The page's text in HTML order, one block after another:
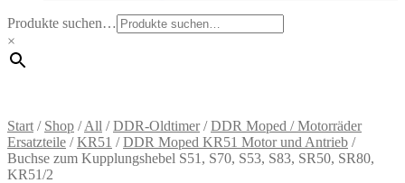
Produkte suchen…
×
Start / Shop /All /DDR-Oldtimer/DDR Moped / Motorräder
Ersatzteile /KR51 /DDR Moped KR51 Motor und Antrieb /
Buchse zum Kupplungshebel S51, S70, S53, S83, SR50, SR80,
KR51/2